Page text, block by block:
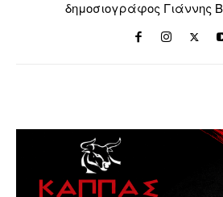
δημοσιογράφος Γιάννης